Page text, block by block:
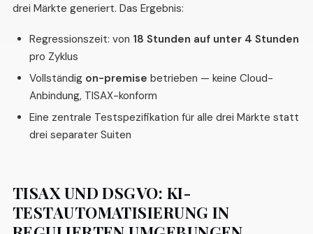
drei Märkte generiert. Das Ergebnis:
Regressionszeit: von 18 Stunden auf unter 4 Stunden
pro Zyklus
Vollständig on-premise betrieben — keine Cloud-
Anbindung, TISAX-konform
Eine zentrale Testspezifikation für alle drei Märkte statt
drei separater Suiten
TISAX UND DSGVO: KI-
TESTAUTOMATISIERUNG IN